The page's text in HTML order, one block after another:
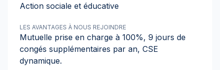
Action sociale et éducative
LES AVANTAGES À NOUS REJOINDRE
Mutuelle prise en charge à 100%, 9 jours de
congés supplémentaires par an, CSE
dynamique.